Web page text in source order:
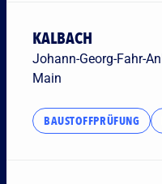
KALBACH
Johann-Georg-Fahr-
Main
BAUSTOFFPRÜFUNG